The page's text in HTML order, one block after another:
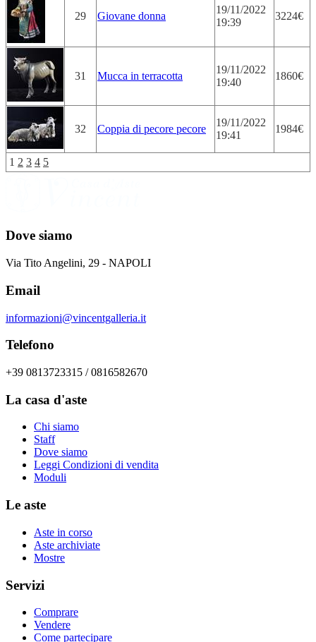
29 Giovane donna
19/11/2022
19:39
3224€
31 Mucca in terracotta
19/11/2022
19:40
1860€
32 Coppia di pecore pecore
19/11/2022
19:41
1984€
1 2 3 4 5
Dove siamo
Via Tito Angelini, 29 - NAPOLI
Email
informazioni@vincentgalleria.it
Telefono
+39 0813723315 / 0816582670
La casa d'aste
Chi siamo
Staff
Dove siamo
Leggi Condizioni di vendita
Moduli
Le aste
Aste in corso
Aste archiviate
Mostre
Servizi
Comprare
Vendere
Come partecipare